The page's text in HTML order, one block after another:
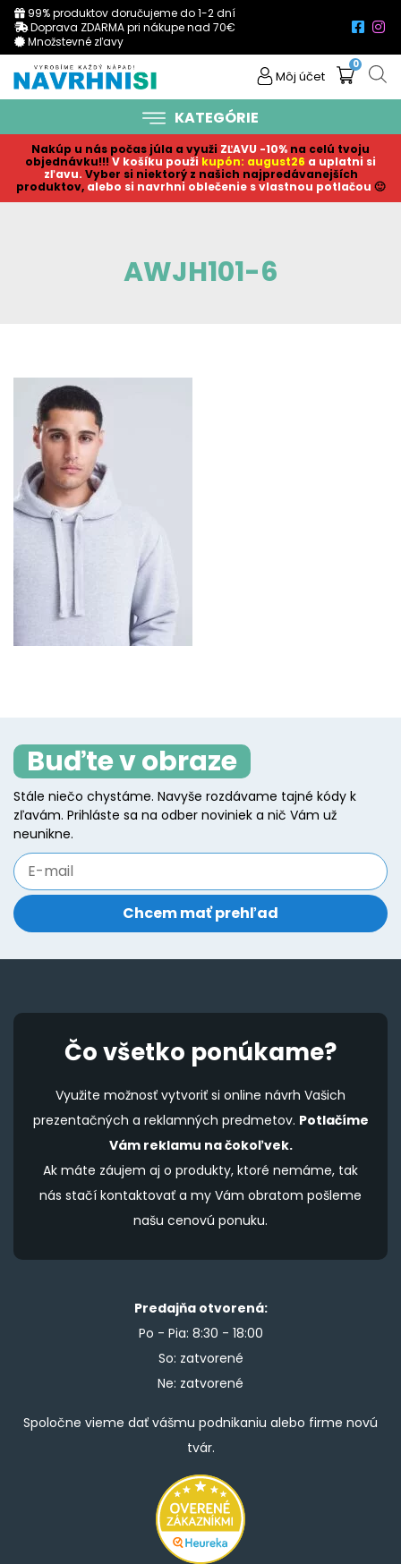
99% produktov doručujeme do 1-2 dní
Doprava ZDARMA pri nákupe nad 70€
Množstevné zľavy
Môj účet
0
KATEGÓRIE
Nakúp u nás počas júla a využi ZĽAVU -10% na celú tvoju
objednávku!!! V košíku použi kupón: august26 a uplatni si
zľavu. Vyber si niektorý z našich najpredávanejších
produktov, alebo si navrhni oblečenie s vlastnou potlačou 🙂
AWJH101-6
Buďte v obraze
Stále niečo chystáme. Navyše rozdávame tajné kódy k
zľavám. Prihláste sa na odber noviniek a nič Vám už
neunikne.
Čo všetko ponúkame?
Využite možnosť vytvoriť si online návrh Vašich
prezentačných a reklamných predmetov. Potlačíme
Vám reklamu na čokoľvek.
Ak máte záujem aj o produkty, ktoré nemáme, tak
nás stačí kontaktovať a my Vám obratom pošleme
našu cenovú ponuku.
Predajňa otvorená:
Po - Pia: 8:30 - 18:00
So: zatvorené
Ne: zatvorené
Spoločne vieme dať vášmu podnikaniu alebo firme novú
tvár.